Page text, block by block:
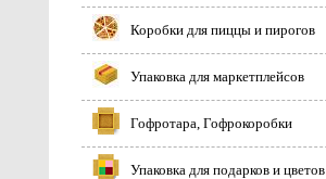
Коробки для пиццы и пирогов
Упаковка для маркетплейсов
Гофротара, Гофрокоробки
Упаковка для подарков и цветов